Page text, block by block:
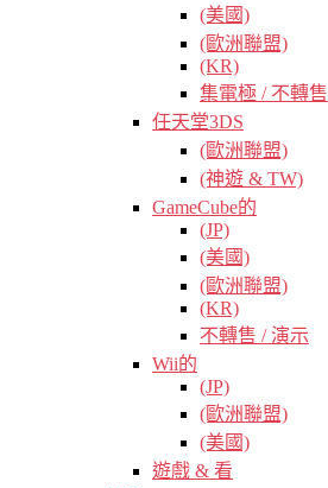
(美國)
(歐洲聯盟)
(KR)
集電極 / 不轉售
任天堂3DS
(歐洲聯盟)
(神遊 & TW)
GameCube的
(JP)
(美國)
(歐洲聯盟)
(KR)
不轉售 / 演示
Wii的
(JP)
(歐洲聯盟)
(美國)
遊戲 & 看